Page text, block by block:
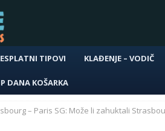
TIPOVI KLAĐENJE – VODIČ
DANA KOŠARKA
– Paris SG: Može li zahuktali